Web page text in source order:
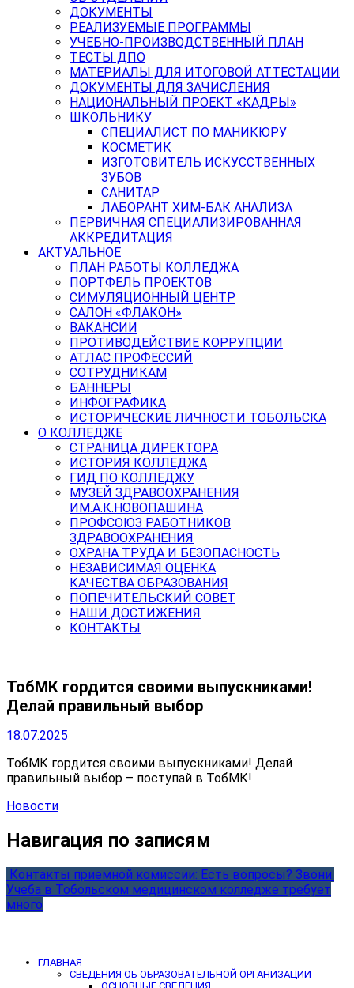
ДОКУМЕНТЫ
РЕАЛИЗУЕМЫЕ ПРОГРАММЫ
УЧЕБНО-ПРОИЗВОДСТВЕННЫЙ ПЛАН
ТЕСТЫ ДПО
МАТЕРИАЛЫ ДЛЯ ИТОГОВОЙ АТТЕСТАЦИИ
ДОКУМЕНТЫ ДЛЯ ЗАЧИСЛЕНИЯ
НАЦИОНАЛЬНЫЙ ПРОЕКТ «КАДРЫ»
ШКОЛЬНИКУ
СПЕЦИАЛИСТ ПО МАНИКЮРУ
КОСМЕТИК
ИЗГОТОВИТЕЛЬ ИСКУССТВЕННЫХ
ЗУБОВ
САНИТАР
ЛАБОРАНТ ХИМ-БАК АНАЛИЗА
ПЕРВИЧНАЯ СПЕЦИАЛИЗИРОВАННАЯ
АККРЕДИТАЦИЯ
АКТУАЛЬНОЕ
ПЛАН РАБОТЫ КОЛЛЕДЖА
ПОРТФЕЛЬ ПРОЕКТОВ
СИМУЛЯЦИОННЫЙ ЦЕНТР
САЛОН «ФЛАКОН»
ВАКАНСИИ
ПРОТИВОДЕЙСТВИЕ КОРРУПЦИИ
АТЛАС ПРОФЕССИЙ
СОТРУДНИКАМ
БАННЕРЫ
ИНФОГРАФИКА
ИСТОРИЧЕСКИЕ ЛИЧНОСТИ ТОБОЛЬСКА
О КОЛЛЕДЖЕ
СТРАНИЦА ДИРЕКТОРА
ИСТОРИЯ КОЛЛЕДЖА
ГИД ПО КОЛЛЕДЖУ
МУЗЕЙ ЗДРАВООХРАНЕНИЯ
ИМ.А.К.НОВОПАШИНА
ПРОФСОЮЗ РАБОТНИКОВ
ЗДРАВООХРАНЕНИЯ
ОХРАНА ТРУДА И БЕЗОПАСНОСТЬ
НЕЗАВИСИМАЯ ОЦЕНКА
КАЧЕСТВА ОБРАЗОВАНИЯ
ПОПЕЧИТЕЛЬСКИЙ СОВЕТ
НАШИ ДОСТИЖЕНИЯ
КОНТАКТЫ
ТобМК гордится своими выпускниками!
Делай правильный выбор
18.07.2025
ТобМК гордится своими выпускниками! Делай
правильный выбор – поступай в ТобМК!
Новости
Навигация по записям
️ Контакты приемной комиссии: Есть вопросы? Звони.
Учеба в Тобольском медицинском колледже требует
много
ГЛАВНАЯ
СВЕДЕНИЯ ОБ ОБРАЗОВАТЕЛЬНОЙ ОРГАНИЗАЦИИ